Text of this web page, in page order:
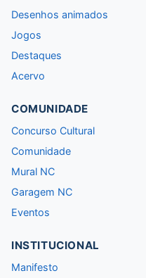
Desenhos animados
Jogos
Destaques
Acervo
COMUNIDADE
Concurso Cultural
Comunidade
Mural NC
Garagem NC
Eventos
INSTITUCIONAL
Manifesto